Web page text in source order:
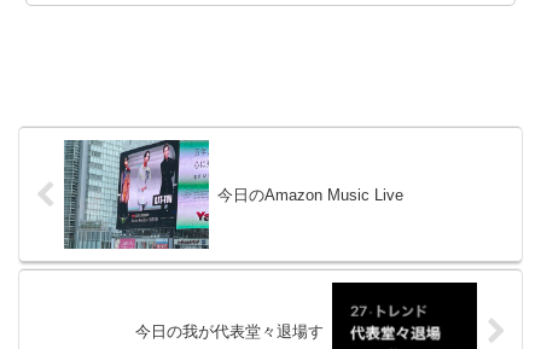
今日のAmazon Music Live
今日の我が代表堂々退場す